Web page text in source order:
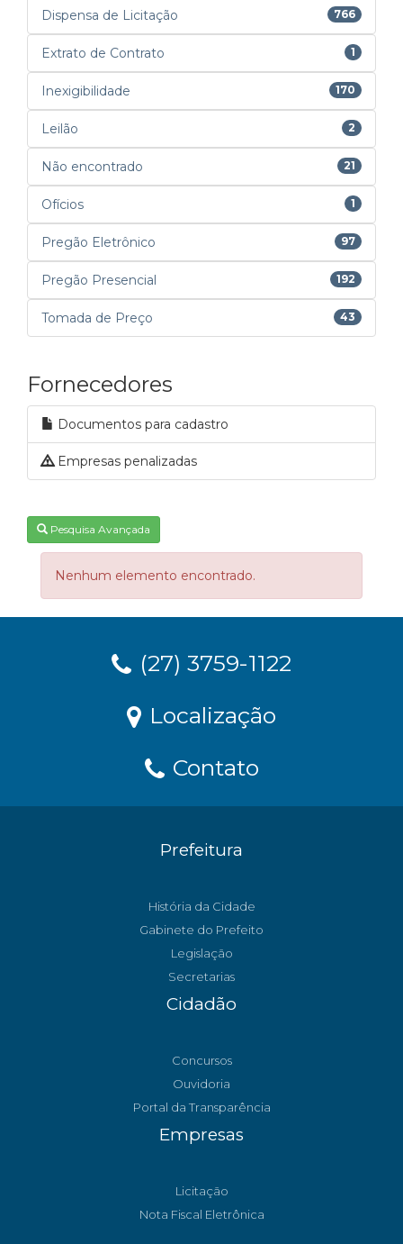
Dispensa de Licitação 766
Extrato de Contrato 1
Inexigibilidade 170
Leilão 2
Não encontrado 21
Ofícios 1
Pregão Eletrônico 97
Pregão Presencial 192
Tomada de Preço 43
Fornecedores
Documentos para cadastro
Empresas penalizadas
Pesquisa Avançada
Nenhum elemento encontrado.
(27) 3759-1122
Localização
Contato
Prefeitura
História da Cidade
Gabinete do Prefeito
Legislação
Secretarias
Cidadão
Concursos
Ouvidoria
Portal da Transparência
Empresas
Licitação
Nota Fiscal Eletrônica